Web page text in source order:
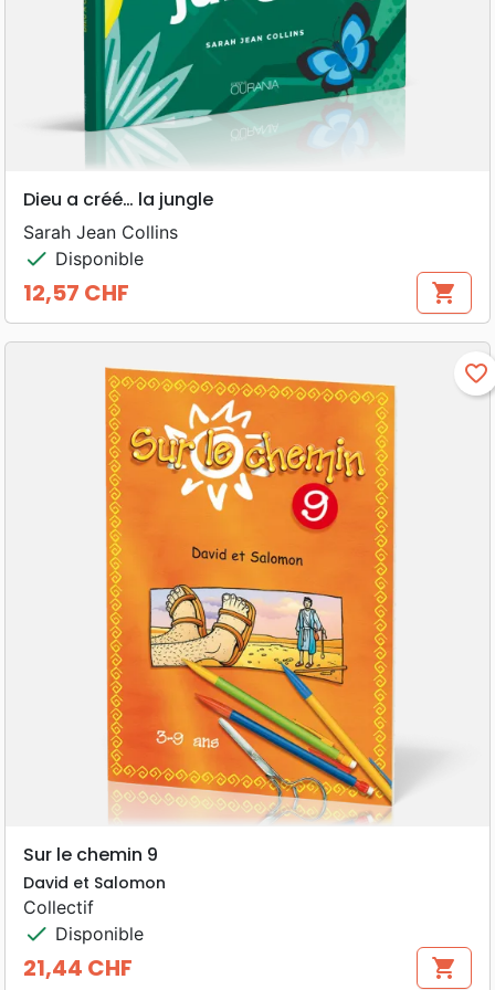
Dieu a créé… la jungle
Sarah Jean Collins
check Disponible
Prix
12,57 CHF shopping_cart
favorite_border
Sur le chemin 9
David et Salomon
Collectif
check Disponible
Prix
21,44 CHF shopping_cart